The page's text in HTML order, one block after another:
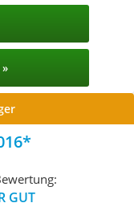
GUT